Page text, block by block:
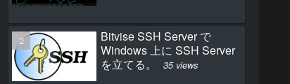
Bitvise SSH Server で
Windows 上に SSH Server
を立てる。
35 views